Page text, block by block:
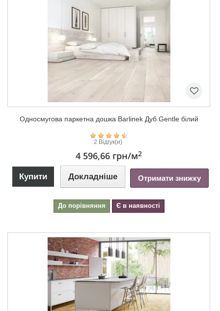
Односмугова паркетна дошка Barlinek Дуб Gentle білий
2 Відгук(и)
4 596,66 грн/м2
Купити Докладніше Отримати знижку
До порівняння Є в наявності